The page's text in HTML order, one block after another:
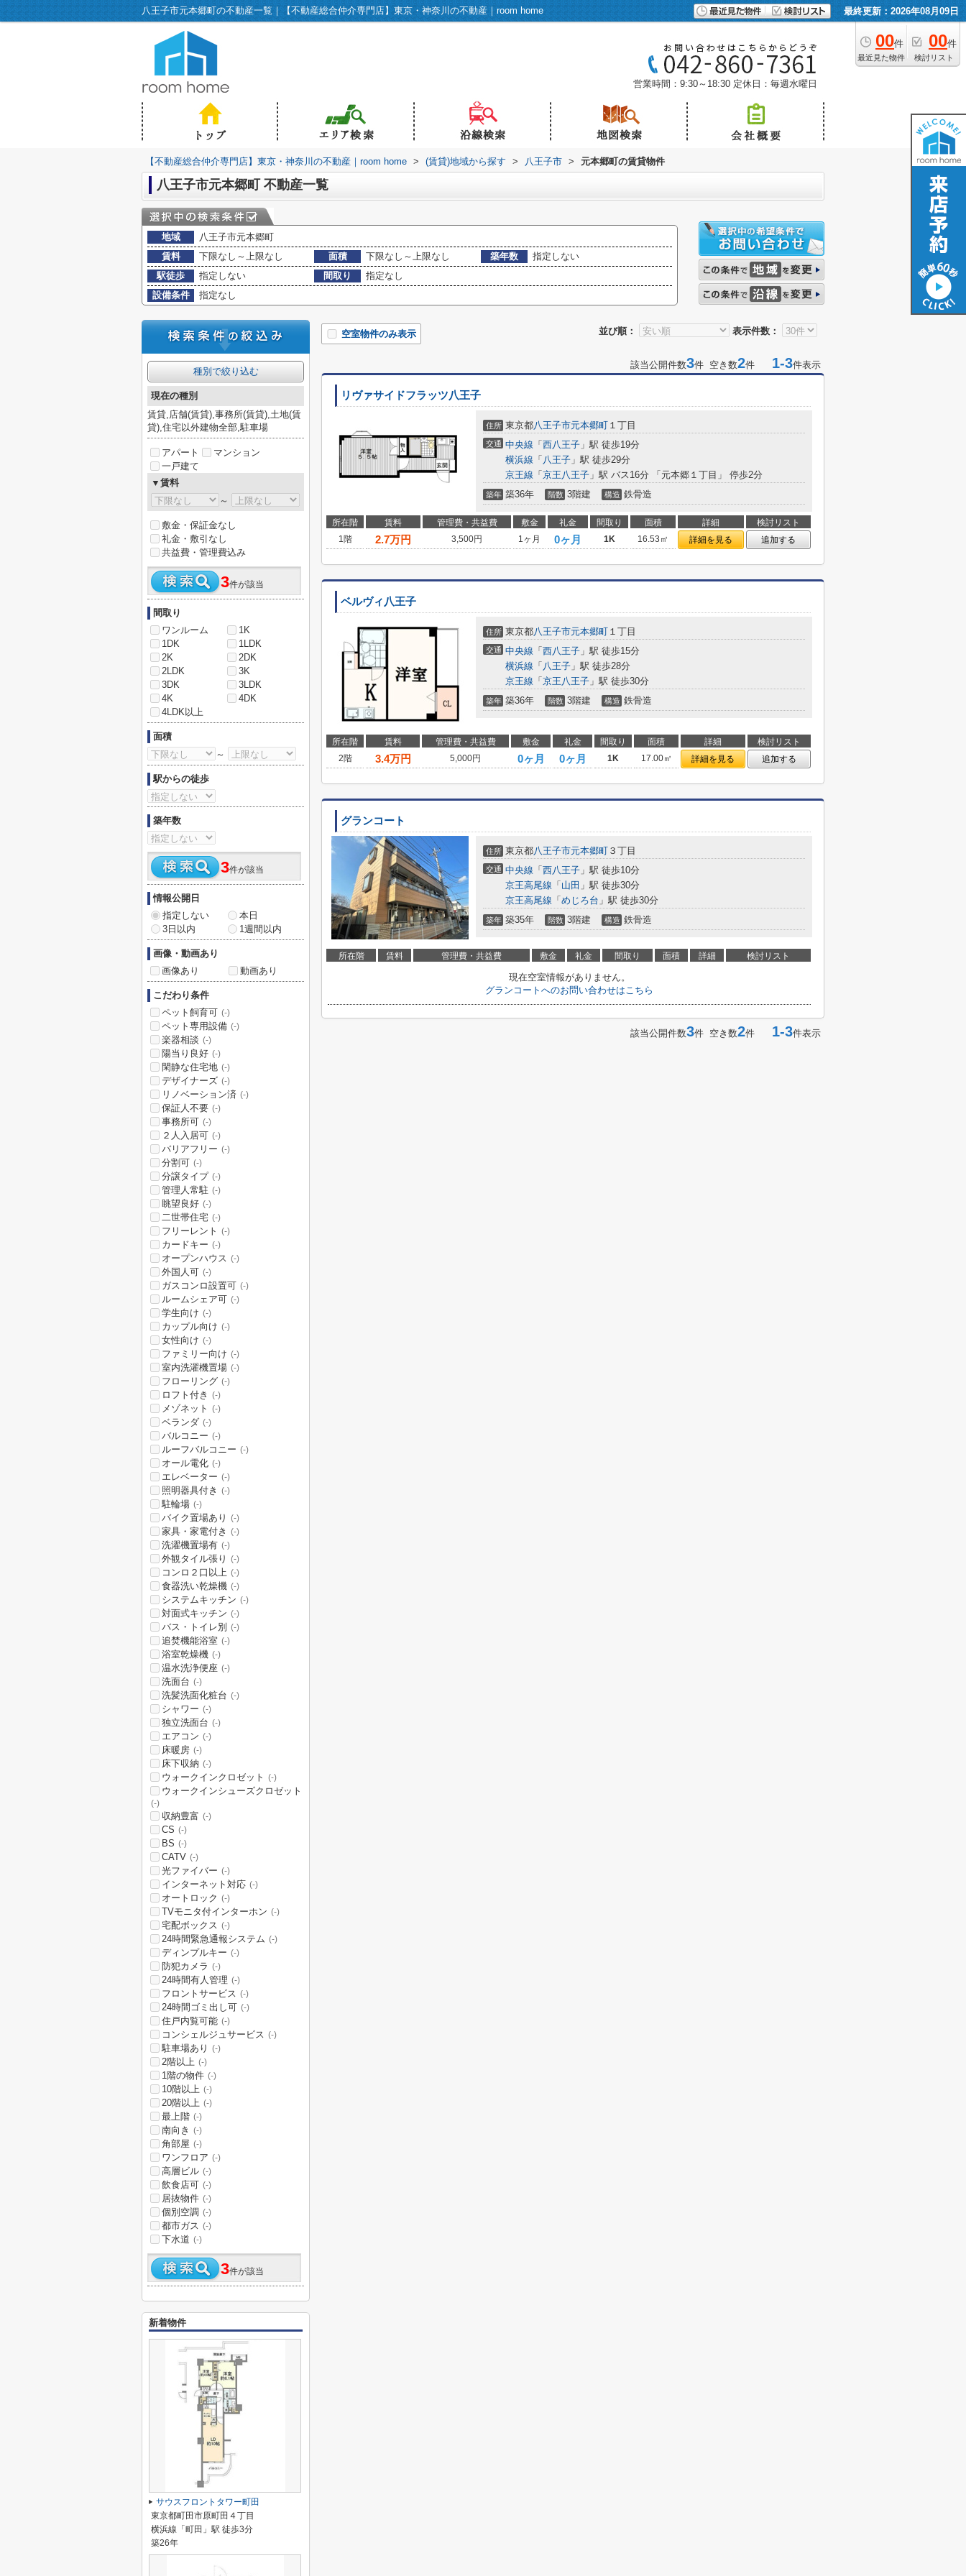
八王子市元本郷町の不動産一覧｜【不動産総合仲介専門店】東京・神奈川の不動産｜room home 最終更新：2026年08月09日
00件
最近見た物件
00件
検討リスト
営業時間：9:30～18:30 定休日：毎週水曜日
【不動産総合仲介専門店】東京・神奈川の不動産｜room home > (賃貸)地域から探す > 八王子市 > 元本郷町の賃貸物件
八王子市元本郷町 不動産一覧
地域
八王子市元本郷町
賃料
下限なし～上限なし 面積 下限なし～上限なし 築年数
指定しない
駅徒歩
指定しない 間取り
指定なし
設備条件
指定なし
並び順： 表示件数：
空室物件のみ表示
該当公開件数3件 空き数2件 1-3件表示
リヴァサイドフラッツ八王子
住所 東京都八王子市元本郷町 １丁目
交通 中央線 「 西八王子 」駅 徒歩19分
横浜線 「 八王子 」駅 徒歩29分
京王線 「 京王八王子 」駅 バス16分 「元本郷１丁目」 停歩2分
築年 築36年 階数 3階建 構造 鉄骨造
所在階 賃料 管理費・共益費 敷金 礼金 間取り 面積 詳細
検討リスト
1階
2.7万円 3,500円 1ヶ月 0ヶ月 1K 16.53㎡ 詳細を見る 追加する
ベルヴィ八王子
住所 東京都八王子市元本郷町 １丁目
交通 中央線 「 西八王子 」駅 徒歩15分
横浜線 「 八王子 」駅 徒歩28分
京王線 「 京王八王子 」駅 徒歩30分
築年 築36年 階数 3階建 構造 鉄骨造
所在階 賃料 管理費・共益費 敷金 礼金 間取り 面積 詳細
検討リスト
2階
3.4万円 5,000円 0ヶ月 0ヶ月 1K 17.00㎡ 詳細を見る 追加する
グランコート
住所 東京都八王子市元本郷町 ３丁目
交通 中央線 「 西八王子 」駅 徒歩10分
京王高尾線 「 山田 」駅 徒歩30分
京王高尾線 「 めじろ台 」駅 徒歩30分
築年 築35年 階数 3階建 構造 鉄骨造
所在階 賃料 管理費・共益費 敷金 礼金 間取り 面積 詳細 検討リスト
現在空室情報がありません。
グランコートへのお問い合わせはこちら
該当公開件数3件 空き数2件 1-3件表示
種別で絞り込む
現在の種別
賃貸,店舗(賃貸),事務所(賃貸),土地(賃
貸),住宅以外建物全部,駐車場
アパート
マンション
一戸建て
▼賃料
～
敷金・保証金なし
礼金・敷引なし
共益費・管理費込み
3件が該当
間取り
ワンルーム
1K
1DK
1LDK
2K
2DK
2LDK
3K
3DK
3LDK
4K
4DK
4LDK以上
面積
～
駅からの徒歩
築年数
3件が該当
情報公開日
指定しない
本日
3日以内
1週間以内
画像・動画あり
画像あり
動画あり
こだわり条件
ペット飼育可 (-)
ペット専用設備 (-)
楽器相談 (-)
陽当り良好 (-)
閑静な住宅地 (-)
デザイナーズ (-)
リノベーション済 (-)
保証人不要 (-)
事務所可 (-)
２人入居可 (-)
バリアフリー (-)
分割可 (-)
分譲タイプ (-)
管理人常駐 (-)
眺望良好 (-)
二世帯住宅 (-)
フリーレント (-)
カードキー (-)
オープンハウス (-)
外国人可 (-)
ガスコンロ設置可 (-)
ルームシェア可 (-)
学生向け (-)
カップル向け (-)
女性向け (-)
ファミリー向け (-)
室内洗濯機置場 (-)
フローリング (-)
ロフト付き (-)
メゾネット (-)
ベランダ (-)
バルコニー (-)
ルーフバルコニー (-)
オール電化 (-)
エレベーター (-)
照明器具付き (-)
駐輪場 (-)
バイク置場あり (-)
家具・家電付き (-)
洗濯機置場有 (-)
外観タイル張り (-)
コンロ２口以上 (-)
食器洗い乾燥機 (-)
システムキッチン (-)
対面式キッチン (-)
バス・トイレ別 (-)
追焚機能浴室 (-)
浴室乾燥機 (-)
温水洗浄便座 (-)
洗面台 (-)
洗髪洗面化粧台 (-)
シャワー (-)
独立洗面台 (-)
エアコン (-)
床暖房 (-)
床下収納 (-)
ウォークインクロゼット (-)
ウォークインシューズクロゼット
(-)
収納豊富 (-)
CS (-)
BS (-)
CATV (-)
光ファイバー (-)
インターネット対応 (-)
オートロック (-)
TVモニタ付インターホン (-)
宅配ボックス (-)
24時間緊急通報システム (-)
ディンプルキー (-)
防犯カメラ (-)
24時間有人管理 (-)
フロントサービス (-)
24時間ゴミ出し可 (-)
住戸内覧可能 (-)
コンシェルジュサービス (-)
駐車場あり (-)
2階以上 (-)
1階の物件 (-)
10階以上 (-)
20階以上 (-)
最上階 (-)
南向き (-)
角部屋 (-)
ワンフロア (-)
高層ビル (-)
飲食店可 (-)
居抜物件 (-)
個別空調 (-)
都市ガス (-)
下水道 (-)
3件が該当
新着物件
サウスフロントタワー町田
東京都町田市原町田４丁目
横浜線「町田」駅 徒歩3分
築26年